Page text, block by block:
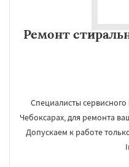
Ремонт
Специалисты
Чебоксарах, для ремонта
Допускаем к работе